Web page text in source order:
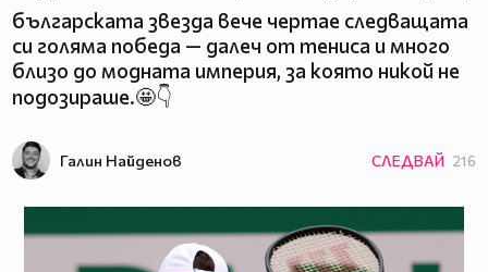
българската звезда вече чертае следващата
си голяма победа — далеч от тениса и много
близо до модната империя, за която никой не
подозираше.🤩👇
Галин Найденов СЛЕДВАЙ 216